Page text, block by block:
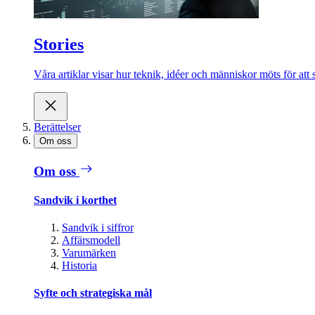
Stories
Våra artiklar visar hur teknik, idéer och människor möts för att
Berättelser
Om oss
Om oss
Sandvik i korthet
Sandvik i siffror
Affärsmodell
Varumärken
Historia
Syfte och strategiska mål